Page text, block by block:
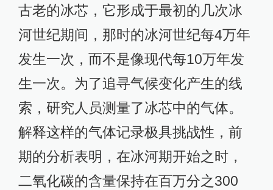
古老的冰芯，它形成于最初的几次冰
河世纪期间，那时的冰河世纪每4万年
发生一次，而不是像现代每10万年发
生一次。为了追寻气候变化产生的线
索，研究人员测量了冰芯中的气体。
解释这样的气体记录极具挑战性，前
期的分析表明，在冰河期开始之时，
二氧化碳的含量保持在百万分之300